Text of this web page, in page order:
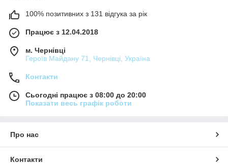
100% позитивних з 131 відгука за рік
Працює з 12.04.2018
м. Чернівці
Героїв Майдану 71, Чернівці, Україна
Контакти
Сьогодні працює з 08:00 до 20:00
Показати весь графік роботи
Про нас
Контакти